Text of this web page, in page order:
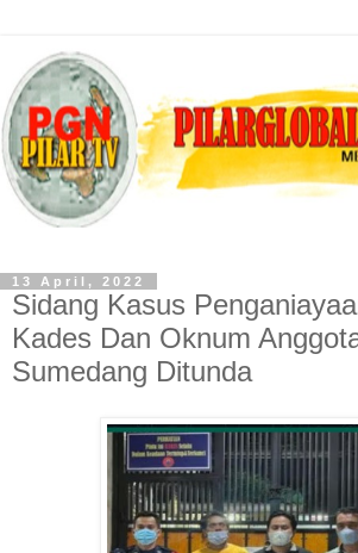
13 April, 2022
Sidang Kasus
Kades Dan Oknum
Sumedang Ditunda